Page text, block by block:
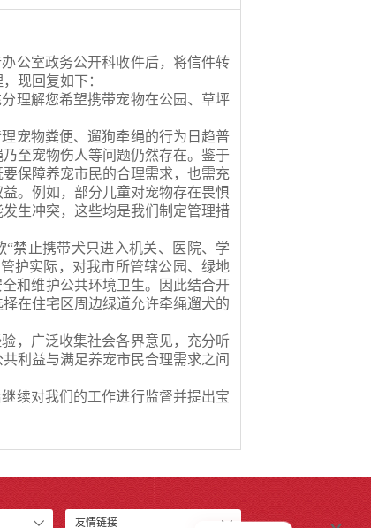
公室政务公开科收件后，将信件转
现回复如下：
理解您希望携带宠物在公园、草坪
宠物粪便、遛狗牵绳的行为日趋普
至宠物伤人等问题仍然存在。鉴于
保障养宠市民的合理需求，也需充
。例如，部分儿童对宠物存在畏惧
生冲突，这些均是我们制定管理措
“禁止携带犬只进入机关、医院、学
护实际，对我市所管辖公园、绿地
和维护公共环境卫生。因此结合开
在住宅区周边绿道允许牵绳遛犬的
，广泛收集社会各界意见，充分听
利益与满足养宠市民合理需求之间
续对我们的工作进行监督并提出宝
友情链接